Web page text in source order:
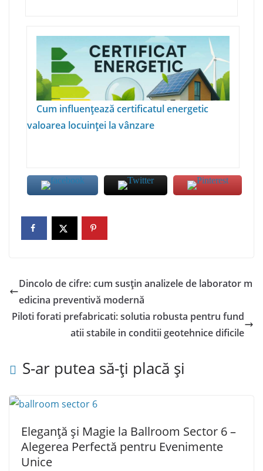
Cum influențează certificatul energetic
valoarea locuinței la vânzare
Dincolo de cifre: cum susțin analizele de laborator m
edicina preventivă modernă
Piloti forati prefabricati: solutia robusta pentru fund
atii stabile in conditii geotehnice dificile
S-ar putea să-ți placă și
Eleganță și Magie la Ballroom Sector 6 –
Alegerea Perfectă pentru Evenimente
Unice